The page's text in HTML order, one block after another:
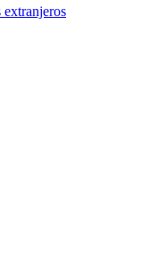
extranjeros